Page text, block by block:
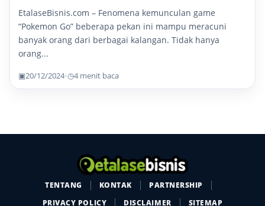
EtalaseBisnis.com – Fenomena kemunculan game
“Pokemon Go” beberapa pekan ini mampu meracuni
banyak orang dari berbagai kalangan. Tidak hanya
orang...
▣20/12/2024•◷4 menit baca
TENTANG KONTAK
PARTNERSHIP
PRIVACY POLICY
DISCLAIMER SITEMAP